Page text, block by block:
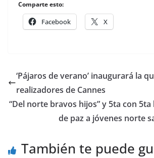
Comparte esto:
Facebook X
‘Pájaros de verano’ inaugurará la
realizadores de Cannes
“Del norte bravos hijos” y 5ta con
de paz a jóvenes norte
También te puede